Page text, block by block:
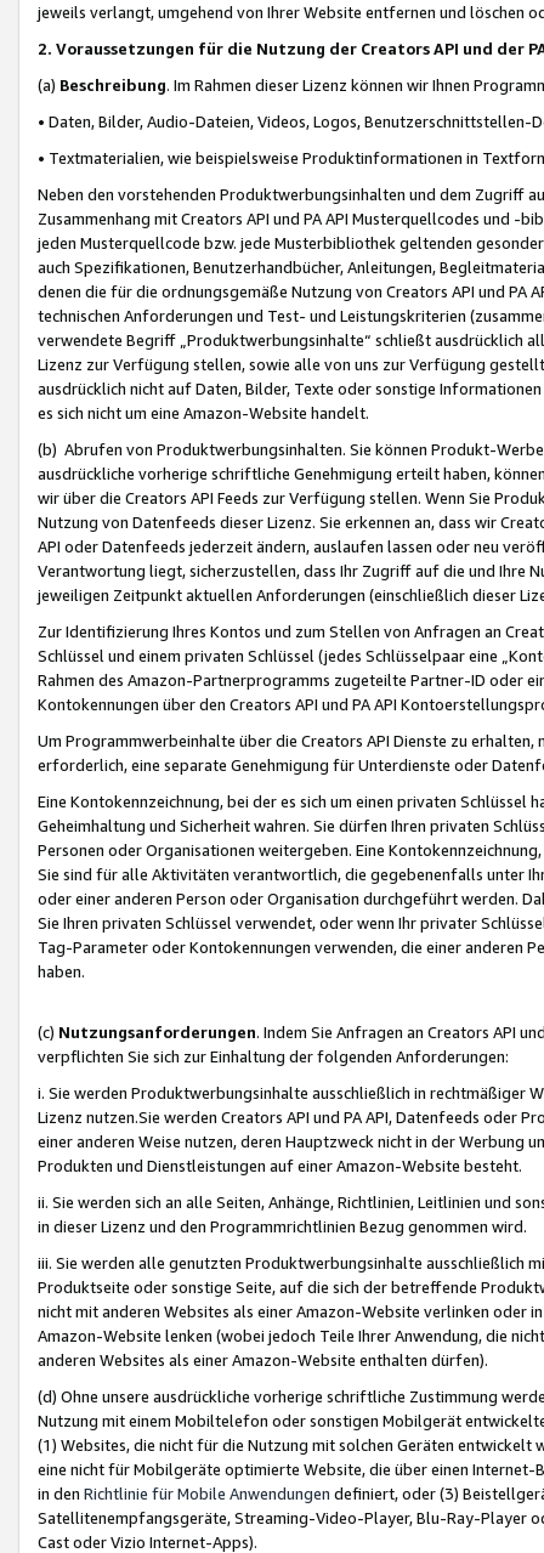
jeweils verlangt, umgehend von Ihrer Website entfernen und löschen
2. Voraussetzungen für die Nutzung der Creators API und der
(a) Beschreibung. Im Rahmen dieser Lizenz können wir Ihnen
• Daten, Bilder, Audio-Dateien, Videos, Logos, Benutzerschnittstellen-
• Textmaterialien, wie beispielsweise Produktinformationen in
Neben den vorstehenden Produktwerbungsinhalten und dem Zugriff
Zusammenhang mit Creators API und PA API Musterquellcodes und
jeden Musterquellcode bzw. jede Musterbibliothek geltenden
auch Spezifikationen, Benutzerhandbücher, Anleitungen,
denen die für die ordnungsgemäße Nutzung von Creators API und PA
technischen Anforderungen und Test- und Leistungskriterien
verwendete Begriff „Produktwerbungsinhalte“ schließt ausdrücklich
Lizenz zur Verfügung stellen, sowie alle von uns zur Verfügung
ausdrücklich nicht auf Daten, Bilder, Texte oder sonstige
es sich nicht um eine Amazon-Website handelt.
(b) Abrufen von Produktwerbungsinhalten. Sie können Produkt-
ausdrückliche vorherige schriftliche Genehmigung erteilt haben,
wir über die Creators API Feeds zur Verfügung stellen. Wenn Sie
Nutzung von Datenfeeds dieser Lizenz. Sie erkennen an, dass wir
API oder Datenfeeds jederzeit ändern, auslaufen lassen oder neu
Verantwortung liegt, sicherzustellen, dass Ihr Zugriff auf die und Ihre
jeweiligen Zeitpunkt aktuellen Anforderungen (einschließlich dieser
Zur Identifizierung Ihres Kontos und zum Stellen von Anfragen an
Schlüssel und einem privaten Schlüssel (jedes Schlüsselpaar eine
Rahmen des Amazon-Partnerprogramms zugeteilte Partner-ID oder
Kontokennungen über den Creators API und PA API
Um Programmwerbeinhalte über die Creators API Dienste zu
erforderlich, eine separate Genehmigung für Unterdienste oder
Eine Kontokennzeichnung, bei der es sich um einen privaten
Geheimhaltung und Sicherheit wahren. Sie dürfen Ihren privaten
Personen oder Organisationen weitergeben. Eine
Sie sind für alle Aktivitäten verantwortlich, die gegebenenfalls unter
oder einer anderen Person oder Organisation durchgeführt werden.
Sie Ihren privaten Schlüssel verwendet, oder wenn Ihr privater
Tag-Parameter oder Kontokennungen verwenden, die einer anderen
haben.
(c) Nutzungsanforderungen. Indem Sie Anfragen an Creators API
verpflichten Sie sich zur Einhaltung der folgenden Anforderungen:
i. Sie werden Produktwerbungsinhalte ausschließlich in rechtmäßiger
Lizenz nutzen.Sie werden Creators API und PA API, Datenfeeds oder
einer anderen Weise nutzen, deren Hauptzweck nicht in der Werbung
Produkten und Dienstleistungen auf einer Amazon-Website besteht.
ii. Sie werden sich an alle Seiten, Anhänge, Richtlinien, Leitlinien und
in dieser Lizenz und den Programmrichtlinien Bezug genommen wird.
iii. Sie werden alle genutzten Produktwerbungsinhalte ausschließlich
Produktseite oder sonstige Seite, auf die sich der betreffende
nicht mit anderen Websites als einer Amazon-Website verlinken oder
Amazon-Website lenken (wobei jedoch Teile Ihrer Anwendung, die
anderen Websites als einer Amazon-Website enthalten dürfen).
(d) Ohne unsere ausdrückliche vorherige schriftliche Zustimmung
Nutzung mit einem Mobiltelefon oder sonstigen Mobilgerät
(1) Websites, die nicht für die Nutzung mit solchen Geräten
eine nicht für Mobilgeräte optimierte Website, die über einen
in den Richtlinie für Mobile Anwendungen definiert, oder (3)
Satellitenempfangsgeräte, Streaming-Video-Player, Blu-Ray-Player
Cast oder Vizio Internet-Apps).